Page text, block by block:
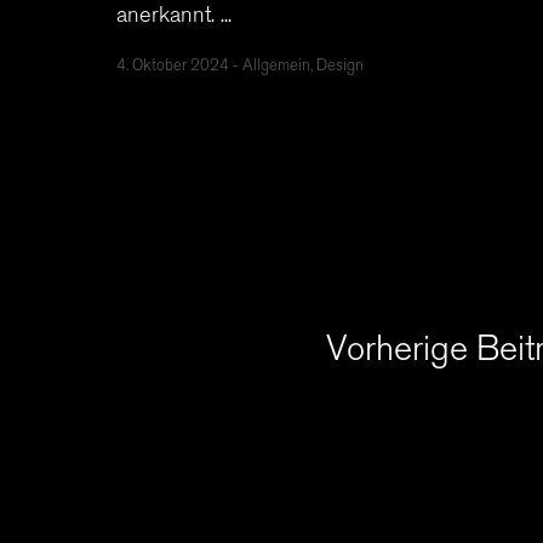
anerkannt. ...
4. Oktober 2024 Allgemein, Design
Vorherige